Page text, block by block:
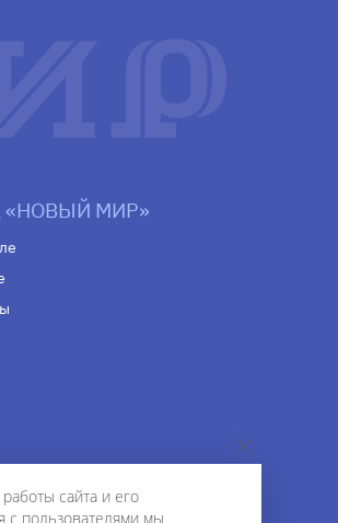
МИР»
сайта и его
с пользователями мы